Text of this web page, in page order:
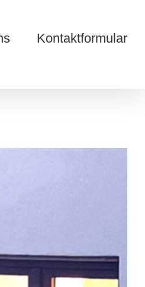
Kontaktformular